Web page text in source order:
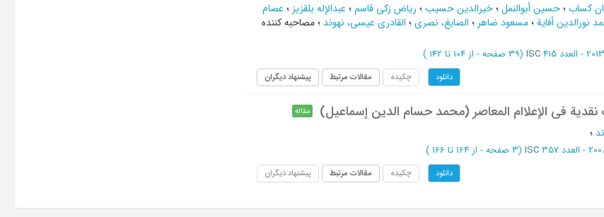
کساب ؛حسین أبوالنمل؛خیرالدین حسیب؛ ریاض زکی قاسم؛ عبدالإله بلقزیز ؛ عصام
نورالدین أفایة؛مسعود ضاهر ؛ الصایغ، نصری؛ القادری عیسی، نهوند ؛مصاحبه کننده
ISC (‎39 صفحه - از 104 تا 142 )
دانلود چکیده مقالات مرتبط پیشنهاد دیگران
في الإعلاام المعاصر (محمد حسام الدين إسماعيل) مقاله
؛
ISC (‎3 صفحه - از 164 تا 166 )
دانلود چکیده مقالات مرتبط پیشنهاد دیگران